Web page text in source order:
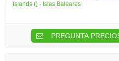
Islands () - Islas Baleares
PREGUNTA